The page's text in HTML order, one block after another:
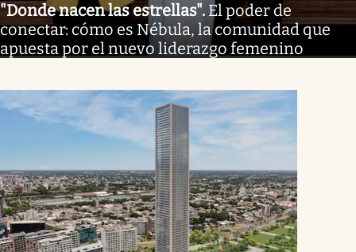
"Donde nacen las estrellas". El poder de
conectar: cómo es Nébula, la comunidad que
apuesta por el nuevo liderazgo femenino